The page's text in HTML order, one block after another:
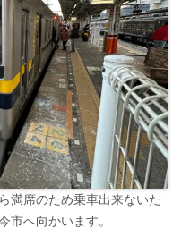
満席のため乗車出来ないた
市へ向かいます。